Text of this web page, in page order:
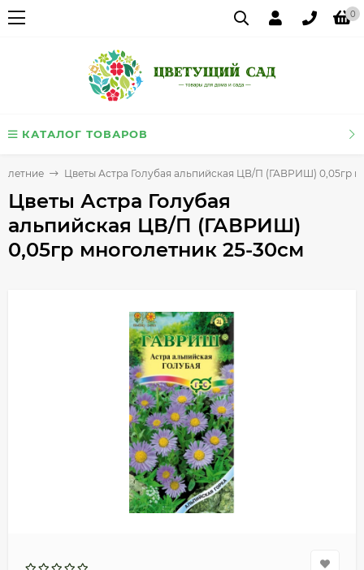
0
КАТАЛОГ ТОВАРОВ
Цветы Астра Голубая альпийская ЦВ/П (ГАВРИШ) 0,05гр
Цветы Астра Голубая
альпийская ЦВ/П (ГАВРИШ)
0,05гр многолетник 25-30см